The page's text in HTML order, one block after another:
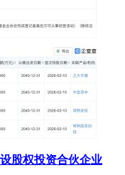
股权投资合伙企业